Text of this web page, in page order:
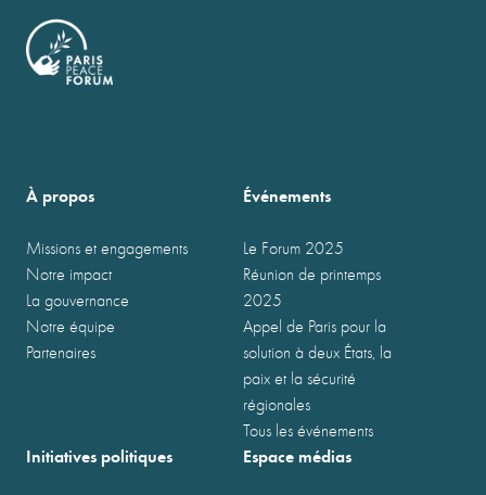
À propos
Missions et engagements
Notre impact
La gouvernance
Notre équipe
Partenaires
Événements
Le Forum 2025
Réunion de printemps
2025
Appel de Paris pour la
solution à deux États, la
paix et la sécurité
régionales
Tous les événements
Initiatives politiques Espace médias